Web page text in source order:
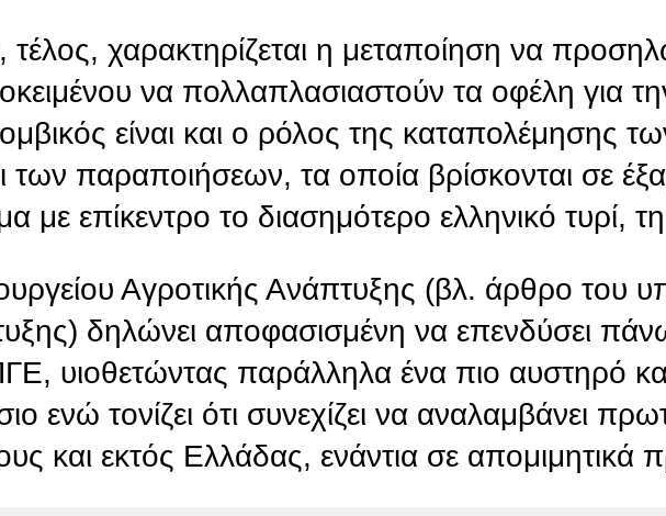
χαρακτηρίζεται η μεταποίηση να
να πολλαπλασιαστούν τα οφέλη για
είναι και ο ρόλος της καταπολέμησης
των παραποιήσεων, τα οποία βρίσκονται σε
με επίκεντρο το διασημότερο ελληνικό τυρί,
Αγροτικής Ανάπτυξης (βλ. άρθρο του
δηλώνει αποφασισμένη να επενδύσει
υιοθετώντας παράλληλα ένα πιο αυστηρό και
ενώ τονίζει ότι συνεχίζει να αναλαμβάνει
και εκτός Ελλάδας, ενάντια σε απομιμητικά